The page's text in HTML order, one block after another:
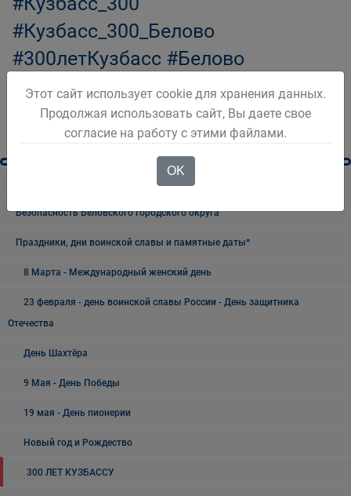
#Кузбасс_300_Белово
#300летКузбасс #Белово
Безопасность Беловского городского округа
Праздники, дни воинской славы и памятные даты*
8 Марта - Международный женский день
23 февраля - день воинской славы России - День защитника
Отечества
День Шахтёра
9 Мая - День Победы
19 мая - День пионерии
Новый год и Рождество
300 ЛЕТ КУЗБАССУ
Этот сайт использует cookie для хранения данных.
Продолжая использовать сайт, Вы даете свое
согласие на работу с этими файлами.
OK